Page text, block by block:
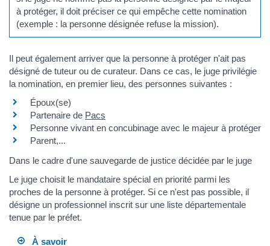
à protéger, il doit préciser ce qui empêche cette nomination
(exemple : la personne désignée refuse la mission).
Il peut également arriver que la personne à protéger n'ait pas
désigné de tuteur ou de curateur. Dans ce cas, le juge privilégie
la nomination, en premier lieu, des personnes suivantes :
Époux(se)
Partenaire de Pacs
Personne vivant en concubinage avec le majeur à protéger
Parent,...
Dans le cadre d'une sauvegarde de justice décidée par le juge
Le juge choisit le mandataire spécial en priorité parmi les
proches de la personne à protéger. Si ce n'est pas possible, il
désigne un professionnel inscrit sur une liste départementale
tenue par le préfet.
À savoir